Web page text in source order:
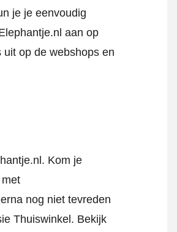
je je eenvoudig
aan op
op de webshops en
Kom je
nog niet tevreden
Thuiswinkel. Bekijk